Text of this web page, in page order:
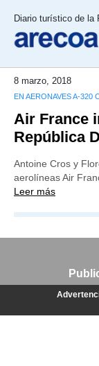
Diario turístico de la
8 marzo, 2018
EN AERONAVES A-320
Air France
República
Antoine Cros y
aerolíneas Air
Leer más